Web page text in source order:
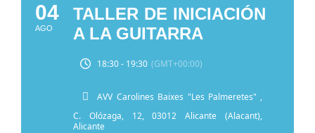
04
AGO
TALLER DE INICIACIÓN
A LA GUITARRA
18:30 - 19:30 (GMT+00:00)
AVV Carolines Baixes "Les Palmeretes" ,
C. Olózaga, 12, 03012 Alicante (Alacant),
Alicante